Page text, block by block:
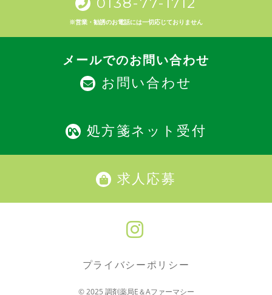
※営業・勧誘のお電話には一切応じておりません
メールでのお問い合わせ
お問い合わせ
処方箋ネット受付
求人応募
プライバシーポリシー
© 2025 調剤薬局E＆Aファーマシー